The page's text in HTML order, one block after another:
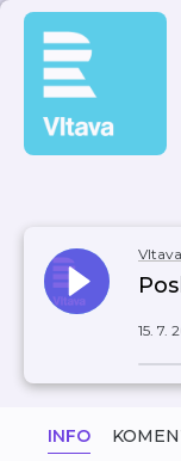
Vltava
15. 7.
INFO